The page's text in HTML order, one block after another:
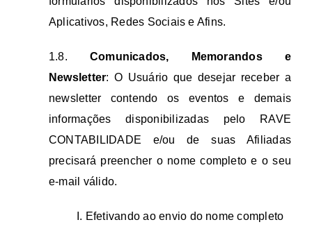
Aplicativos, Redes Sociais e Afins.
1.8. Comunicados, Memorandos e
Newsletter: O Usuário que desejar receber a
newsletter contendo os eventos e demais
informações disponibilizadas pelo RAVE
CONTABILIDADE e/ou de suas Afiliadas
precisará preencher o nome completo e o seu
e-mail válido.
I. Efetivando ao envio do nome completo